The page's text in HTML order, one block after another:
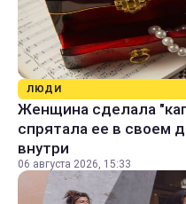
ЛЮДИ
Женщина сделала
спрятала ее в своем
внутри
06 августа 2026, 15:33